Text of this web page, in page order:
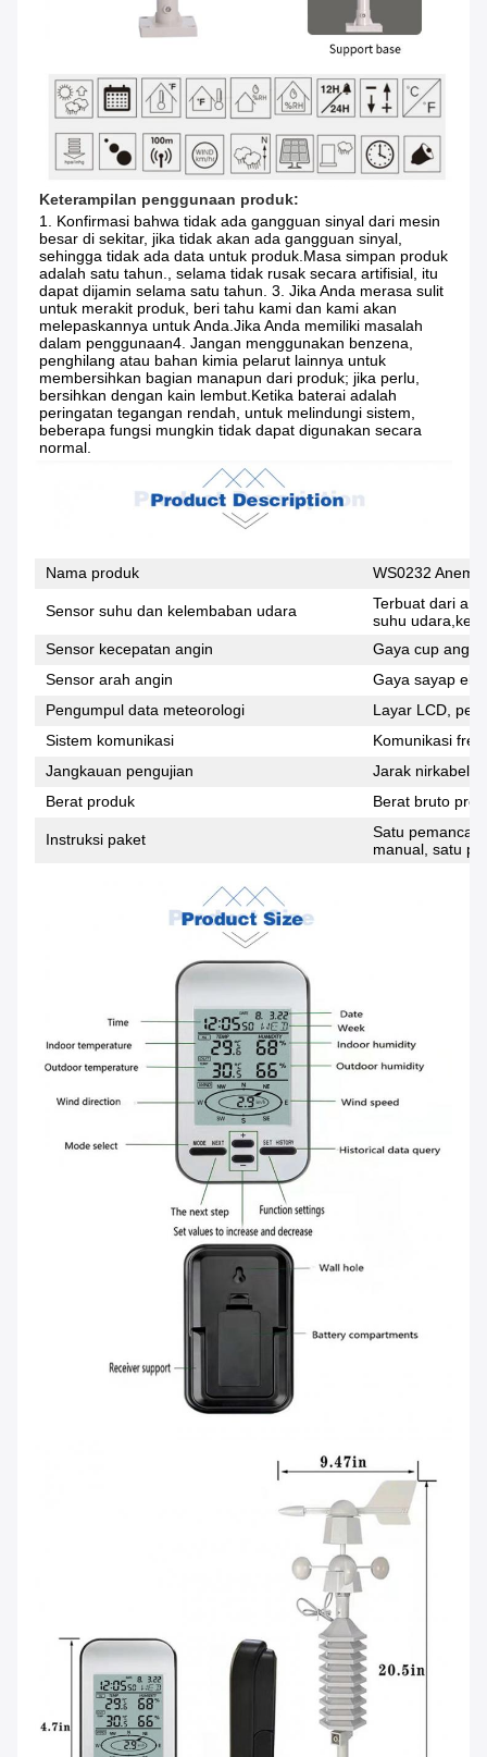
Keterampilan penggunaan produk:
1. Konfirmasi bahwa tidak ada gangguan sinyal dari mesin
besar di sekitar, jika tidak akan ada gangguan sinyal,
sehingga tidak ada data untuk produk.Masa simpan produk
adalah satu tahun., selama tidak rusak secara artifisial, itu
dapat dijamin selama satu tahun. 3. Jika Anda merasa sulit
untuk merakit produk, beri tahu kami dan kami akan
melepaskannya untuk Anda.Jika Anda memiliki masalah
dalam penggunaan4. Jangan menggunakan benzena,
penghilang atau bahan kimia pelarut lainnya untuk
membersihkan bagian manapun dari produk; jika perlu,
bersihkan dengan kain lembut.Ketika baterai adalah
peringatan tegangan rendah, untuk melindungi sistem,
beberapa fungsi mungkin tidak dapat digunakan secara
normal.
Nama produk WS0232
Sensor suhu dan kelembaban udara
Terbuat dari
suhu
Sensor kecepatan angin
Gaya cup
Sensor arah angin
Gaya sayap
Pengumpul data meteorologi
Layar LCD,
Sistem komunikasi
Komunikasi
Jangkauan pengujian
Jarak nirkabel
Berat produk
Berat bruto
Instruksi paket
Satu pemancar
manual, satu